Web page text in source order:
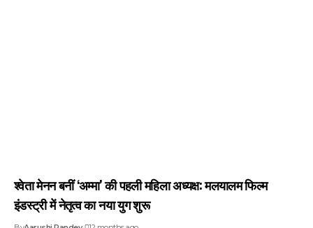
श्वेता मेनन बनीं ‘अम्मा’ की पहली महिला अध्यक्ष: मलयालम फिल्म
इंडस्ट्री में नेतृत्व का नया युग शुरू